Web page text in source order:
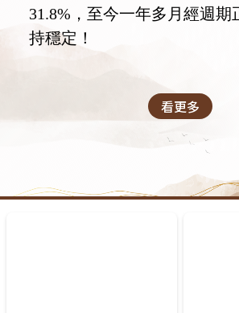
31.8%，至今一年多月經週期
持穩定！
看更多